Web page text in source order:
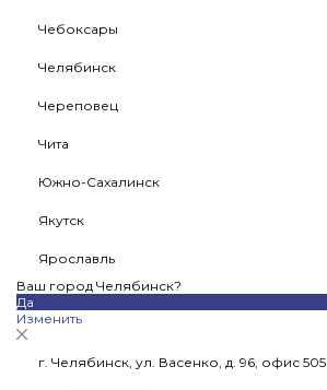
Чебоксары
Челябинск
Череповец
Чита
Южно-Сахалинск
Якутск
Ярославль
Ваш город Челябинск?
Да
Изменить
г. Челябинск, ул. Васенко, д. 96, офис 505